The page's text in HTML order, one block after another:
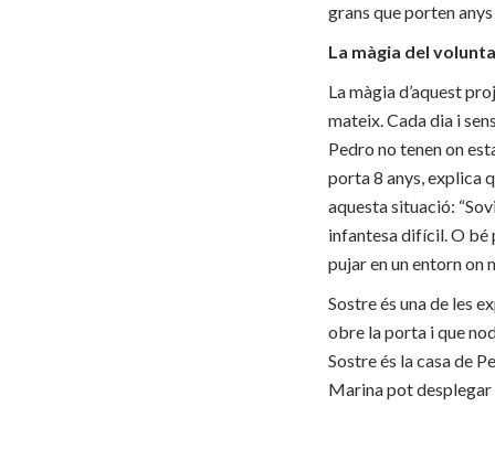
grans que porten
La màgia del
La màgia d’aquest
mateix. Cada dia i
Pedro no tenen on
porta 8 anys, explica
aquesta situació:
infantesa difícil. O bé
pujar en un entorn on
Sostre és una de les
obre la porta i que
Sostre és la casa de
Marina pot desplegar